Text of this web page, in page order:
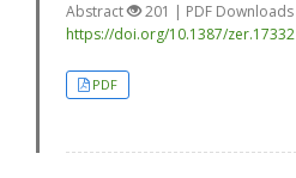
Abstract
201 | PDF Downloads
https://doi.org/10.1387/zer.17332
PDF